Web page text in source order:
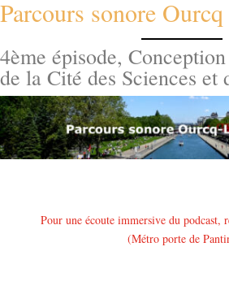
Aller
au
Parcours sonore
4ème épisode,
de la Cité des Sciences et
Pour une écoute immersive du podcast,
(Métro porte de